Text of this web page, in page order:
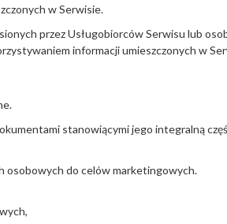
w Serwisie.
przez Usługobiorców Serwisu lub
informacji umieszczonych w
stanowiącymi jego integralną
osobowych do celów marketingowych.